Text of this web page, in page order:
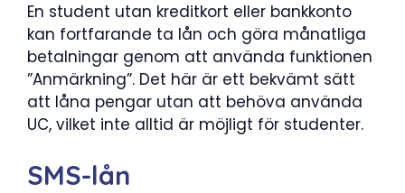
En student utan kreditkort eller bankkonto
kan fortfarande ta lån och göra månatliga
betalningar genom att använda funktionen
”Anmärkning”. Det här är ett bekvämt sätt
att låna pengar utan att behöva använda
UC, vilket inte alltid är möjligt för studenter.
SMS-lån